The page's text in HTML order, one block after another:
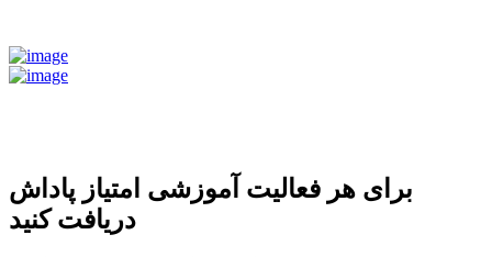
برای هر فعالیت آموزشی امتیاز پاداش
دریافت کنید